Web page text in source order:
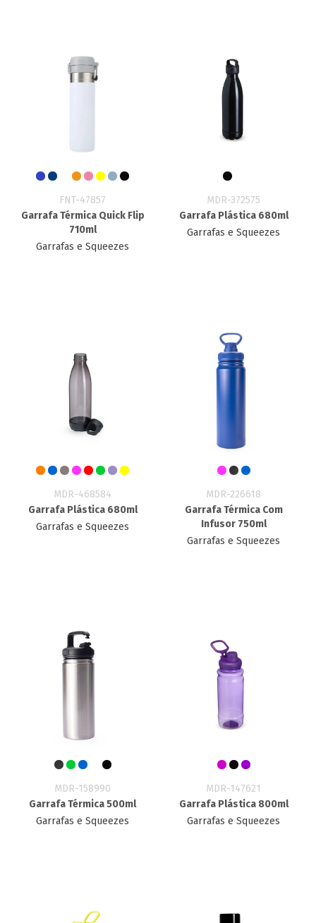
FNT-47857
Garrafa Térmica Quick Flip
710ml
Garrafas e Squeezes
MDR-372575
Garrafa Plástica 680ml
Garrafas e Squeezes
MDR-468584
Garrafa Plástica 680ml
Garrafas e Squeezes
MDR-226618
Garrafa Térmica Com
Infusor 750ml
Garrafas e Squeezes
MDR-158990
Garrafa Térmica 500ml
Garrafas e Squeezes
MDR-147621
Garrafa Plástica 800ml
Garrafas e Squeezes